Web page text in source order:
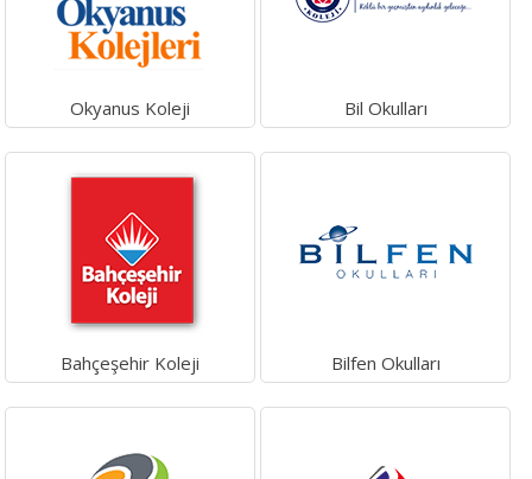
Okyanus Koleji Bil Okulları
Bahçeşehir Koleji Bilfen Okulları